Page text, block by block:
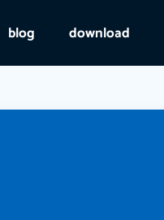
blog download